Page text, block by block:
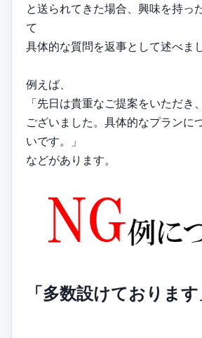
と送られてきた場合、興味を持っ
て
具体的な質問を返事として述べま
例えば、
「先日は貴重なご提案をいただき
ございました。具体的なプランに
いです。」
などがあります。
「多数設けておりま